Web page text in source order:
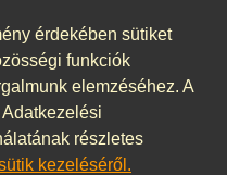
érdekében sütiket
funkciók
elemzéséhez. A
részletes
kezeléséről.